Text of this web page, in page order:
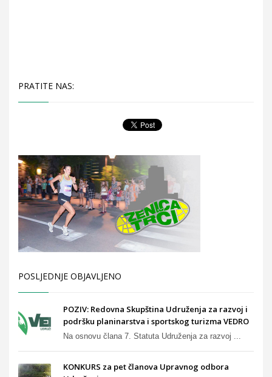
PRATITE NAS:
POSLJEDNJE OBJAVLJENO
POZIV: Redovna Skupština Udruženja za razvoj i
podršku planinarstva i sportskog turizma VEDRO
Na osnovu člana 7. Statuta Udruženja za razvoj ...
KONKURS za pet članova Upravnog odbora